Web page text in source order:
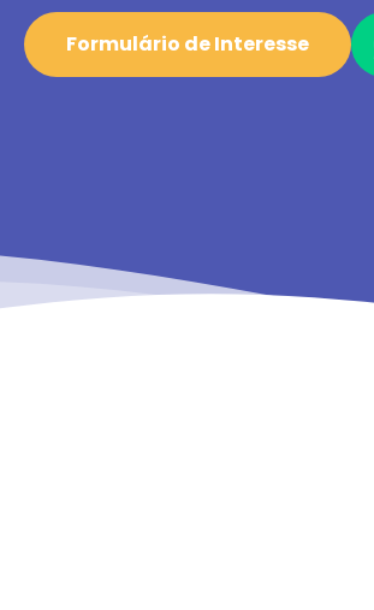
Formulário de Interesse